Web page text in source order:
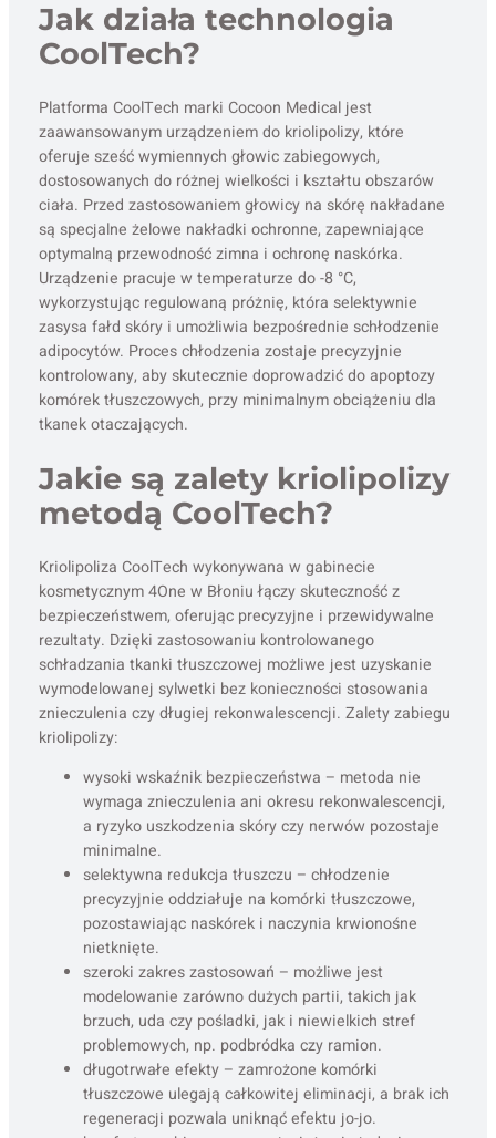
Jak działa technologia
CoolTech?
Platforma CoolTech marki Cocoon Medical jest
zaawansowanym urządzeniem do kriolipolizy, które
oferuje sześć wymiennych głowic zabiegowych,
dostosowanych do różnej wielkości i kształtu obszarów
ciała. Przed zastosowaniem głowicy na skórę nakładane
są specjalne żelowe nakładki ochronne, zapewniające
optymalną przewodność zimna i ochronę naskórka.
Urządzenie pracuje w temperaturze do -8 °C,
wykorzystując regulowaną próżnię, która selektywnie
zasysa fałd skóry i umożliwia bezpośrednie schłodzenie
adipocytów. Proces chłodzenia zostaje precyzyjnie
kontrolowany, aby skutecznie doprowadzić do apoptozy
komórek tłuszczowych, przy minimalnym obciążeniu dla
tkanek otaczających.
Jakie są zalety kriolipolizy
metodą CoolTech?
Kriolipoliza CoolTech wykonywana w gabinecie
kosmetycznym 4One w Błoniu łączy skuteczność z
bezpieczeństwem, oferując precyzyjne i przewidywalne
rezultaty. Dzięki zastosowaniu kontrolowanego
schładzania tkanki tłuszczowej możliwe jest uzyskanie
wymodelowanej sylwetki bez konieczności stosowania
znieczulenia czy długiej rekonwalescencji. Zalety zabiegu
kriolipolizy:
wysoki wskaźnik bezpieczeństwa – metoda nie
wymaga znieczulenia ani okresu rekonwalescencji,
a ryzyko uszkodzenia skóry czy nerwów pozostaje
minimalne.
selektywna redukcja tłuszczu – chłodzenie
precyzyjnie oddziałuje na komórki tłuszczowe,
pozostawiając naskórek i naczynia krwionośne
nietknięte.
szeroki zakres zastosowań – możliwe jest
modelowanie zarówno dużych partii, takich jak
brzuch, uda czy pośladki, jak i niewielkich stref
problemowych, np. podbródka czy ramion.
długotrwałe efekty – zamrożone komórki
tłuszczowe ulegają całkowitej eliminacji, a brak ich
regeneracji pozwala uniknąć efektu jo-jo.